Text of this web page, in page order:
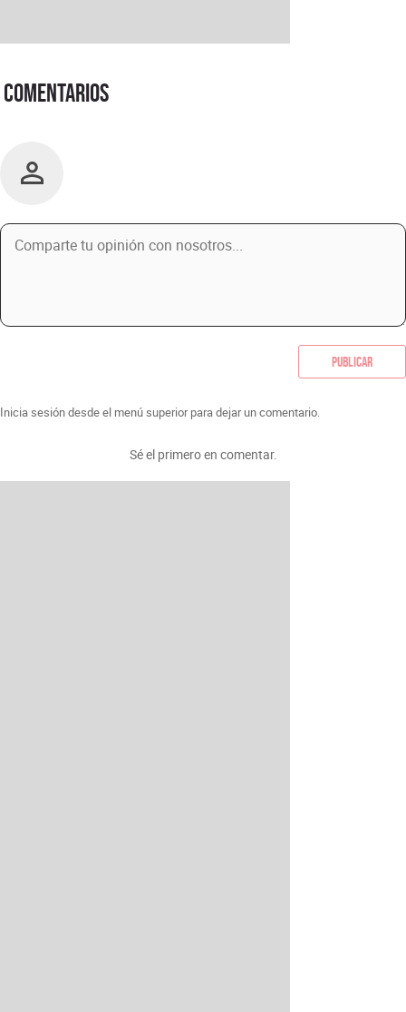
Comentarios
Publicar
Inicia sesión desde el menú superior para dejar un comentario.
Sé el primero en comentar.